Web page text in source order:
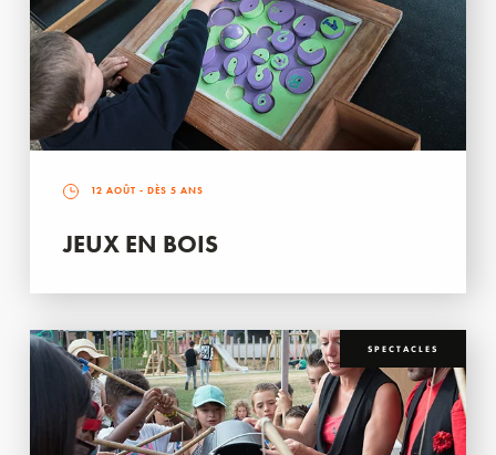
12 AOÛT - DÈS 5 ANS
JEUX EN BOIS
SPECTACLES